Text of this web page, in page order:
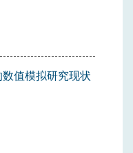
值模拟研究现状